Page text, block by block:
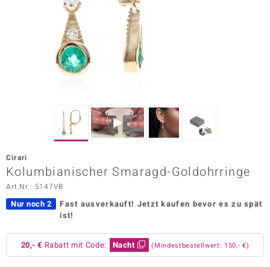
Vogue
Paraíso
Cirari
Kolumbianischer Smaragd-Goldohrringe
Art.Nr.: 5147VB
Nur noch 2 Fast ausverkauft! Jetzt kaufen bevor es zu spät
ist!
20,- € Rabatt mit Code: Nacht (Mindestbestellwert: 150,- €)